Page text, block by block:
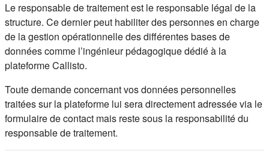
Le responsable de traitement est le responsable légal de la
structure. Ce dernier peut habiliter des personnes en charge
de la gestion opérationnelle des différentes bases de
données comme l’ingénieur pédagogique dédié à la
plateforme Callisto.
Toute demande concernant vos données personnelles
traitées sur la plateforme lui sera directement adressée via le
formulaire de contact mais reste sous la responsabilité du
responsable de traitement.